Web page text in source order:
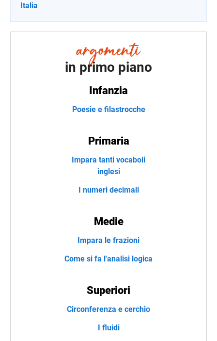
Italia
in primo piano
Infanzia
Poesie e filastrocche
Primaria
Impara tanti vocaboli
inglesi
I numeri decimali
Medie
Impara le frazioni
Come si fa l'analisi logica
Superiori
Circonferenza e cerchio
I fluidi